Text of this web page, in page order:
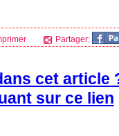
Partager:
cet article
sur ce lien